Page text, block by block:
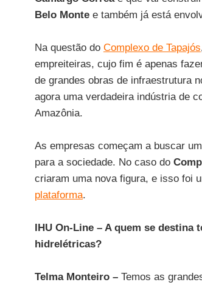
Belo Montee também já está
Na questão do Complexo de Tapajós
empreiteiras, cujo fim é apenas
de grandes obras de infraestrutura
agora uma verdadeira indústria de
Amazônia.
As empresas começam a buscar
para a sociedade. No caso do
criaram uma nova figura, e isso foi
plataforma.
IHU On-Line – A quem se destina
hidrelétricas?
Telma Monteiro –Temos as